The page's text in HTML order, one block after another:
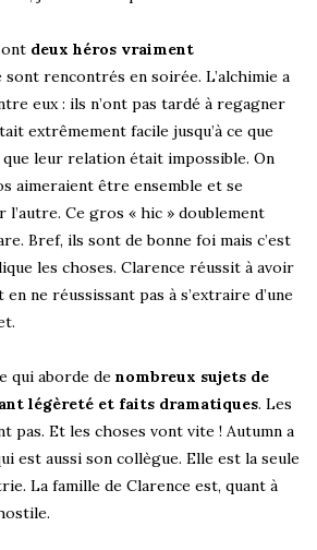
deux héros vraiment
sont rencontrés en soirée. L’alchimie a
eux : ils n’ont pas tardé à regagner
extrêmement facile jusqu’à ce que
que leur relation était impossible. On
aimeraient être ensemble et se
l’autre. Ce gros « hic » doublement
Bref, ils sont de bonne foi mais c’est
les choses. Clarence réussit à avoir
ne réussissant pas à s’extraire d’une
qui aborde de nombreux sujets de
légèreté et faits dramatiques. Les
pas. Et les choses vont vite ! Autumn a
est aussi son collègue. Elle est la seule
La famille de Clarence est, quant à